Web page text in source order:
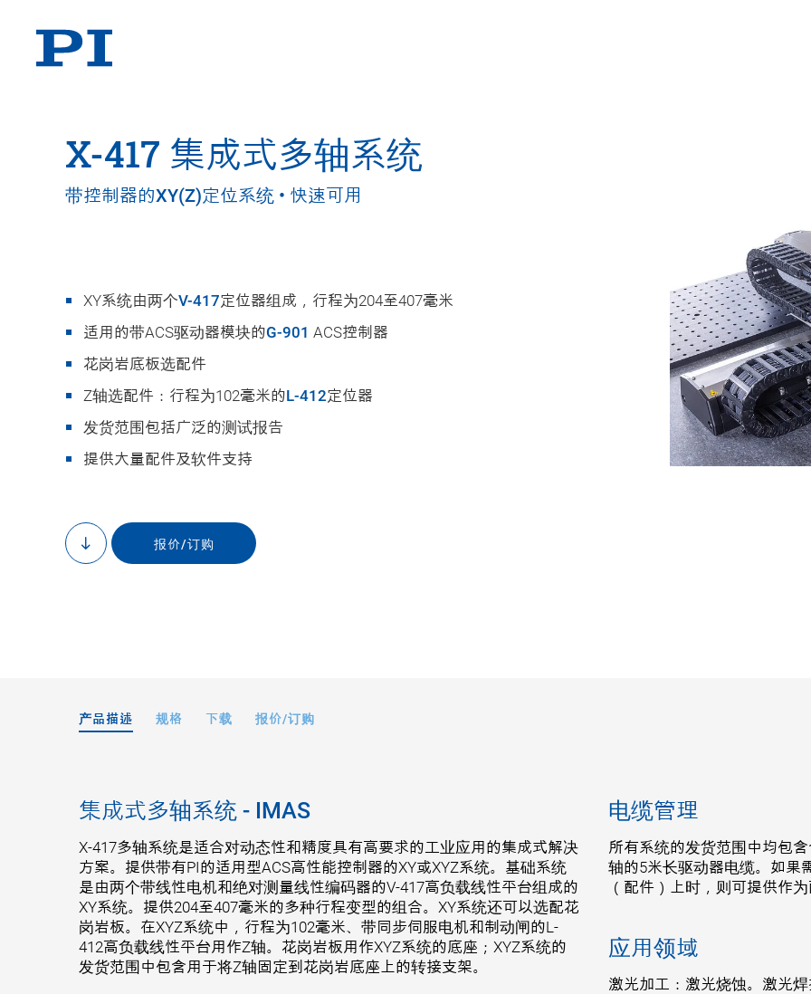
X-417 集成式多轴系统
带控制器的XY(Z)定位系统 • 快速可用
XY系统由两个V-417定位器组成，行程为204至407毫米
适用的带ACS驱动器模块的G-901 ACS控制器
花岗岩底板选配件
Z轴选配件：行程为102毫米的L-412定位器
发货范围包括广泛的测试报告
提供大量配件及软件支持
to
content
报价/订购
产品描述 规格 下载 报价/订购
集成式多轴系统 - IMAS
X-417多轴系统是适合对动态性和精度具有高要求的工业应用的集成式解决
方案。提供带有PI的适用型ACS高性能控制器的XY或XYZ系统。基础系统
是由两个带线性电机和绝对测量线性编码器的V-417高负载线性平台组成的
XY系统。提供204至407毫米的多种行程变型的组合。XY系统还可以选配花
岗岩板。在XYZ系统中，行程为102毫米、带同步伺服电机和制动闸的L-
412高负载线性平台用作Z轴。花岗岩板用作XYZ系统的底座；XYZ系统的
发货范围中包含用于将Z轴固定到花岗岩底座上的转接支架。
电缆管理
所有系统的发货范围中均包
轴的5米长驱动器电缆。如果
（配件）上时，则可提供作
应用领域
激光加工：激光烧蚀。激光